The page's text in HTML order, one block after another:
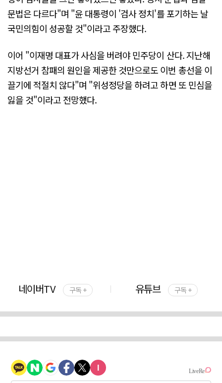
문법은 다르다"며 "윤 대통령이 '검사 정치'를 포기하는 날
국민의힘이 성공할 것"이라고 주장했다.
이어 "이재명 대표가 사심을 버려야 민주당이 산다. 지난해
지방선거 참패의 원인을 제공한 것만으로도 이번 총선을 이
끌기에 적절치 않다"며 "위성정당을 하려고 하면 또 민심을
잃을 것"이라고 전망했다.
네이버TV 구독 + 유튜브 구독 +